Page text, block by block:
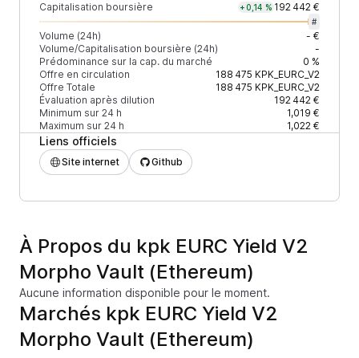
Capitalisation boursière +0,14 % 192 442 €
#
Volume (24h)
- €
Volume/Capitalisation boursière (24h)
-
Prédominance sur la cap. du marché
0 %
Offre en circulation
188 475 KPK_EURC_V2
Offre Totale
188 475 KPK_EURC_V2
Évaluation après dilution
192 442 €
Minimum sur 24 h
1,019 €
Maximum sur 24 h
1,022 €
Liens officiels
Site internet Github
À Propos du kpk EURC Yield V2
Morpho Vault (Ethereum)
Aucune information disponible pour le moment.
Marchés kpk EURC Yield V2
Morpho Vault (Ethereum)